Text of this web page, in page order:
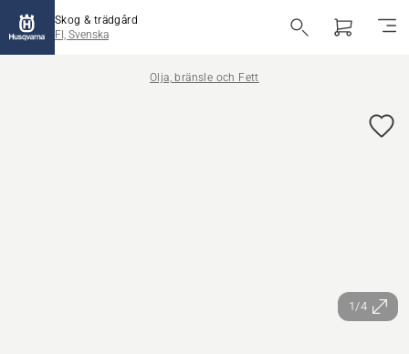
Skog & trädgård
FI, Svenska
Olja, bränsle och Fett
1/4